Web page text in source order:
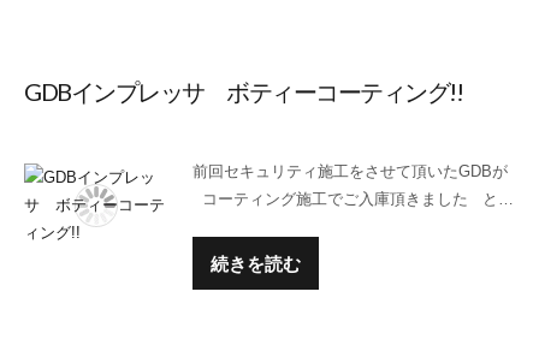
GDBインプレッサ ボティーコーティング!!
前回セキュリティ施工をさせて頂いたGDBが
コーティング施工でご入庫頂きました と…
続きを読む